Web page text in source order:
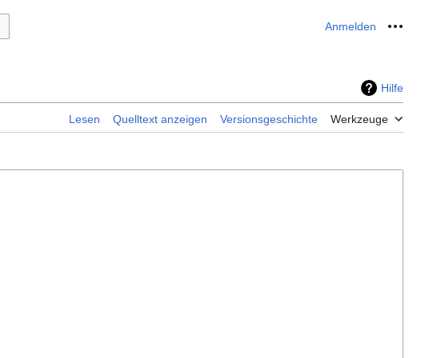
Anmelden Meine
Hilfe
Lesen Quelltext anzeigen Versionsgeschichte Werkzeuge